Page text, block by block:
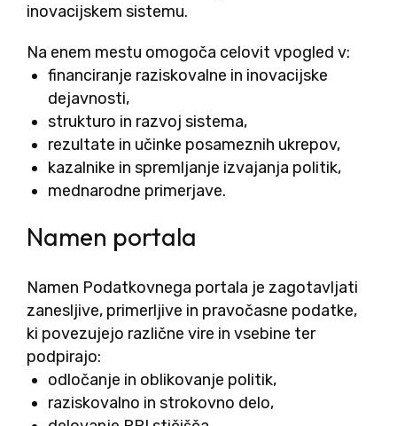
inovacijskem sistemu.
Na enem mestu omogoča celovit vpogled v:
financiranje raziskovalne in inovacijske
dejavnosti,
strukturo in razvoj sistema,
rezultate in učinke posameznih ukrepov,
kazalnike in spremljanje izvajanja politik,
mednarodne primerjave.
Namen portala
Namen Podatkovnega portala je zagotavljati
zanesljive, primerljive in pravočasne podatke,
ki povezujejo različne vire in vsebine ter
podpirajo:
odločanje in oblikovanje politik,
raziskovalno in strokovno delo,